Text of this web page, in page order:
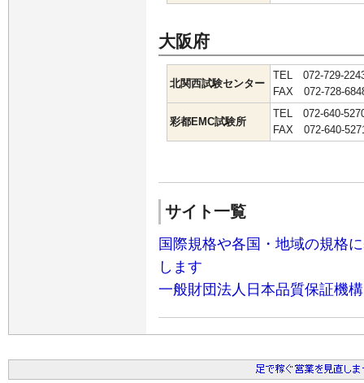
大阪府
北関西試験センター
TEL 072-729-
FAX 072-728-
彩都EMC試験所
TEL 072-640-
FAX 072-640-
サイト一覧
国際規格や各国・地域の規格
します
一般財団法人日本品質保証機